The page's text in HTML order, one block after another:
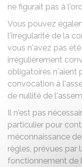
ne figurait pas à
Vous pouvez
l'irrégularité de la
vous n'avez pas
irrégulièrement
obligatoires n'aient
convocation à
de nullité de
Il n'est pas
particulier pour
méconnaissance
règles, prévues par
fonctionnement de